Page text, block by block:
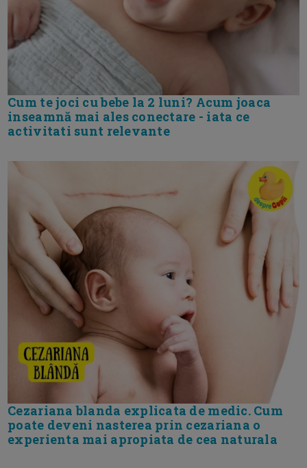
Cum te joci cu bebe la 2 luni? Acum joaca
inseamnă mai ales conectare - iata ce
activitati sunt relevante
Cezariana blanda explicata de medic. Cum
poate deveni nasterea prin cezariana o
experienta mai apropiata de cea naturala